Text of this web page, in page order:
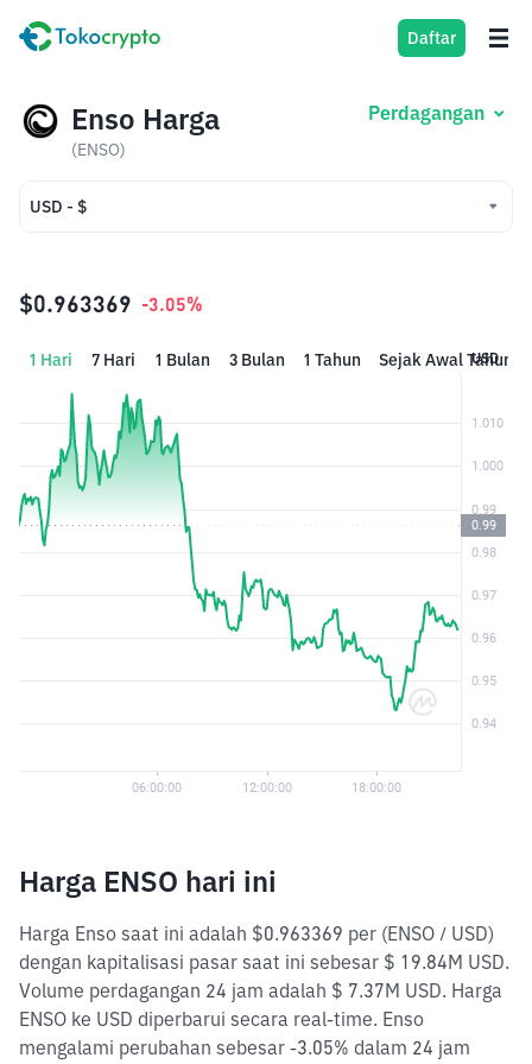
Daftar
Enso Harga
(ENSO)
Perdagangan
USD - $
IDR - Rp
$0.963369 -3.05%
1 Hari 7 Hari 1 Bulan 3 Bulan 1 Tahun Sejak Awal Tahun
USD
Harga ENSO hari ini
Harga Enso saat ini adalah $0.963369 per (ENSO / USD)
dengan kapitalisasi pasar saat ini sebesar $ 19.84M USD.
Volume perdagangan 24 jam adalah $ 7.37M USD. Harga
ENSO ke USD diperbarui secara real-time. Enso
mengalami perubahan sebesar -3.05% dalam 24 jam